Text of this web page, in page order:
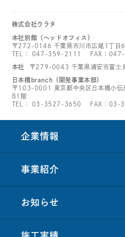
株式会社ウラタ
本社別館（ヘッドオフィス）
〒272-0146 千葉県市川市広尾1丁目
TEL： 047-359-2111 FAX：
本社 〒279-0043 千葉県浦安市富士
日本橋branch（開発事業本部）
〒103-0001 東京都中央区日本橋小伝
B1階
TEL： 03-3527-3650 FAX：03-
企業情報
事業紹介
お知らせ